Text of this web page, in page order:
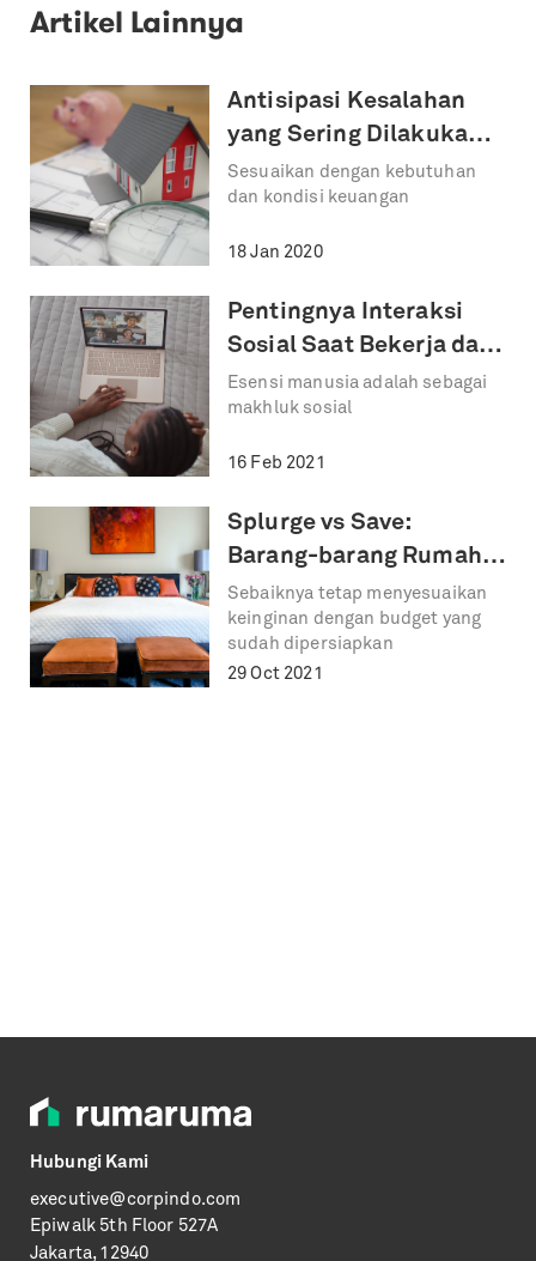
Artikel Lainnya
Antisipasi Kesalahan
yang Sering Dilakukan
Saat Membeli Rumah
Pertama
Sesuaikan dengan kebutuhan
dan kondisi keuangan
18 Jan 2020
Pentingnya Interaksi
Sosial Saat Bekerja dari
Rumah
Esensi manusia adalah sebagai
makhluk sosial
16 Feb 2021
Splurge vs Save:
Barang-barang Rumah
yang Sebaiknya Dibeli
atau Dilewati!
Sebaiknya tetap menyesuaikan
keinginan dengan budget yang
sudah dipersiapkan
29 Oct 2021
Hubungi Kami
executive@corpindo.com
Epiwalk 5th Floor 527A
Jakarta, 12940